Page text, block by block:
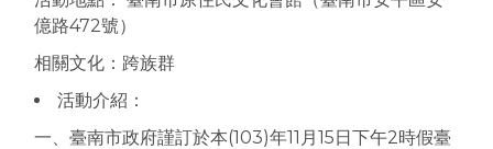
億路472號）
相關文化：跨族群
活動介紹：
一、臺南市政府謹訂於本(103)年11月15日下午2時假臺